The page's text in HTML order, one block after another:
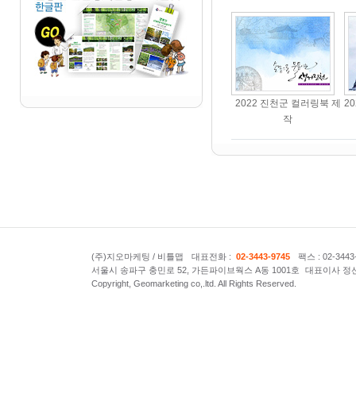
2022 진천군 컬러링북 제
작
(주)지오마케팅 / 비틀맵 대표전화 : 02-3443-9745
팩스 : 02-
서울시 송파구 충민로 52, 가든파이브웍스 A동 1001호
대표이사 정
Copyright, Geomarketing co,.ltd. All Rights Reserved.